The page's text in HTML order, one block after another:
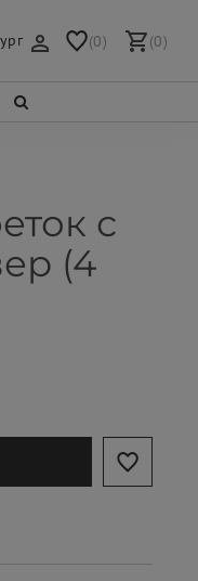
(0) (0)
с
(4